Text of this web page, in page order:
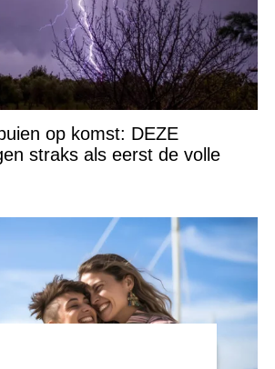
op komst: DEZE
straks als eerst de volle